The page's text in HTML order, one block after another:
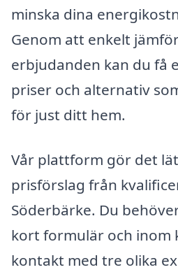
minska dina
Genom att enkelt
erbjudanden kan du få
priser och alternativ
för just ditt hem.
Vår plattform gör det
prisförslag från
Söderbärke. Du
kort formulär och inom
kontakt med tre olika